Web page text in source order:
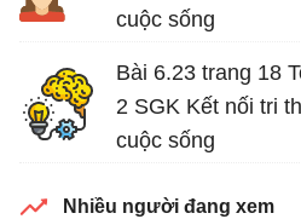
cuộc sống
Bài 6.23 trang 18
2 SGK Kết nối tri
cuộc sống
Nhiều người đang xem